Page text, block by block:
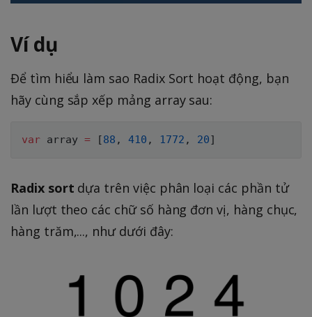
Ví dụ
Để tìm hiểu làm sao Radix Sort hoạt động, bạn
hãy cùng sắp xếp mảng array sau:
var array = [88 , 410 , 1772 , 20]
Radix sort dựa trên việc phân loại các phần tử
lần lượt theo các chữ số hàng đơn vị, hàng chục,
hàng trăm,..., như dưới đây: